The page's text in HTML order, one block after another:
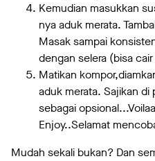
Kemudian masukkan
nya aduk merata.
Masak sampai
dengan selera (bisa
Matikan
aduk merata. Sajikan di
sebagai
Enjoy..Selamat
Mudah sekali bukan? Dan